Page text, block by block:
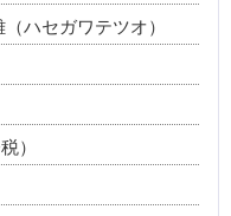
ハセガワテツオ）
）